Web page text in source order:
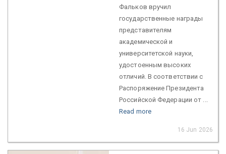
Фальков вручил
государственные награды
представителям
академической и
университетской науки,
удостоенным высоких
отличий. В соответствии с
Распоряжение Президента
Российской Федерации от ...
Read more
16 Jun 2026